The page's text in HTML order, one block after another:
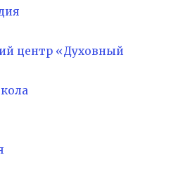
центр «Духовный